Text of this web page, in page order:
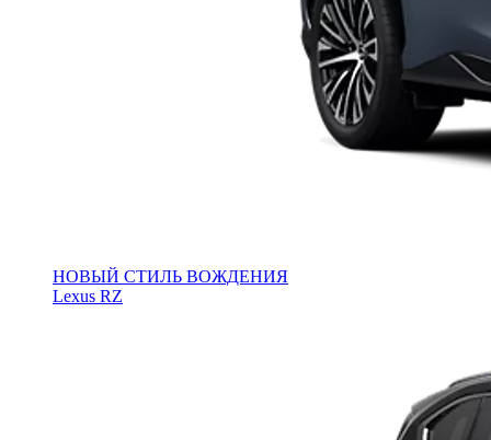
НОВЫЙ СТИЛЬ ВОЖДЕНИЯ
Lexus RZ